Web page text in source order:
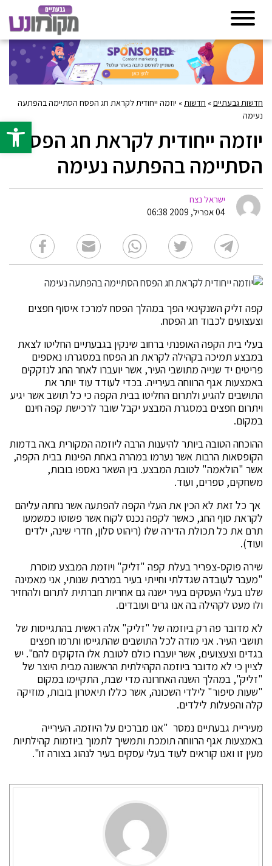
פתח
חדשות גבעתיים» חדשות » יוזמה ייחודית לקראת חג הפסח הסתיימה בהפתעה
נעימה
יוזמה ייחודית לקראת חג הפסח
הסתיימה בהפתעה נעימה
ישראל נצח
04 אפריל, 2009 06:38
קפה זליק השנקינאי הפך במהלך הפסח למרכז איסוף חפצים
וצעצועים לכבוד חג הפסח.
בעלי בית הקפה האופנתי ברחוב שינקין בגבעתיים החליטו לצאת
במבצע תמיכה בקהילה לקראת חג הפסח במסגרתו נאספים
פריטים יד שנייה מתושבי העיר, אשר יועברו לאחר החג לנזקקים
באמצעות אגף הרווחה בעירייה. בכדי לעודד עוד יותר את
התושבים להגיע ולתרום החליטו בבית הקפה כי כל תושב אשר יגיע
ויתרום חפצים במסגרת המבצע יקבל שובר לרכישת קפה חינם
במקום.
ההוכחה הטובה ביותר להיענות הרבה ליוזמה המקורית באה בדמות
הקופסאות הרבות אשר נערמו במהרה באחת הפינות בבית הקפה,
אשר "הולאמה" לטובת המבצע. בין השאר נאספו בובות,
משחקים, ספרים, ועוד.
אך כל זאת לא הכין את העלי הקפה להפתעה אשר נחתה עליהם
לקראת סוף החג, כאשר לקפה נכנס לקוח אשר פשוטו כמשמעו
תרם את כל תכולת הדירה שלו (ריהוט סלון, חדרי שינה, ילדים
ועוד).
שירה פוקס-צפריר בעלת קפה "זליק" ויוזמת המבצע מוסרת
"מעבר לעובדה שגדלתי וחייתי בעיר במרבית שנותי, אני מאמינה
שלנו בעלי העסקים בעיר ישנה גם אחריות חברתית לתרום ולהחזיר
ולו מעט לקהילה בה אנו גרים ועובדים.
לא מדובר פה רק ביוזמה של "זליק" אלה ראשית בהתגייסות של
תושבי העיר. אני מודה לכל התושבים שהתגייסו ותרמו חפצים
בגדים וצעצועים, אשר יועברו כולם לטובת אלו הזקוקים להם". יש
לציין כי לא מדובר ביוזמה הקהילתית הראשונה מבית היוצר של
"זליק", במהלך השנה האחרונה מדי שבת, התקיימו במקום
"שעות סיפור" לילדי השכונה, אשר כללו תיאטרון בובות, מוזיקה
קלה והפעלות לילדים.
מעיריית גבעתיים נמסר "אנו מברכים על היוזמה. העירייה
באמצעות אגף הרווחה תומכת ותמשיך לתמוך ביוזמות קהילתיות
מעין זו ואנו קוראים לעוד בעלי עסקים בעיר לנהוג בצורה זו".